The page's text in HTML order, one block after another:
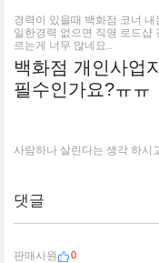
경력이 있을때 백화점 코너
일한경력 없으면 직영 로드샵
르는게 너무 많네요..
백화점 개인사업
필수인가요?ㅠㅠ
사람하나 살린다는 생각 하시
댓글
판매사원 0